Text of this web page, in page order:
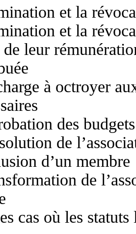
et la
et la
leur
à octroyer
des
de
d’un membre
de
cas où les statuts